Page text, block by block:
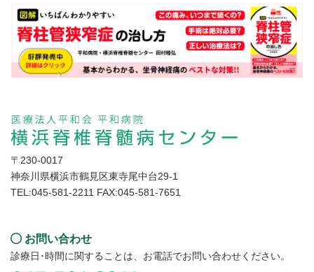
〒230-0017
神奈川県横浜市鶴見区東寺尾中台29-1
TEL:045-581-2211 FAX:045-581-7651
お問い合わせ
診療日･時間に関することは、お電話でお問い合わせください。